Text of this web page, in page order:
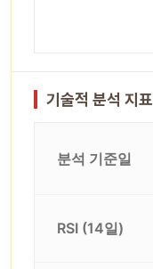
기술적 분석 지표
분석 기준일
RSI (14일)